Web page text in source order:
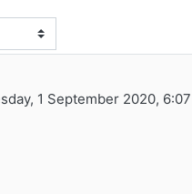
1 September 2020,